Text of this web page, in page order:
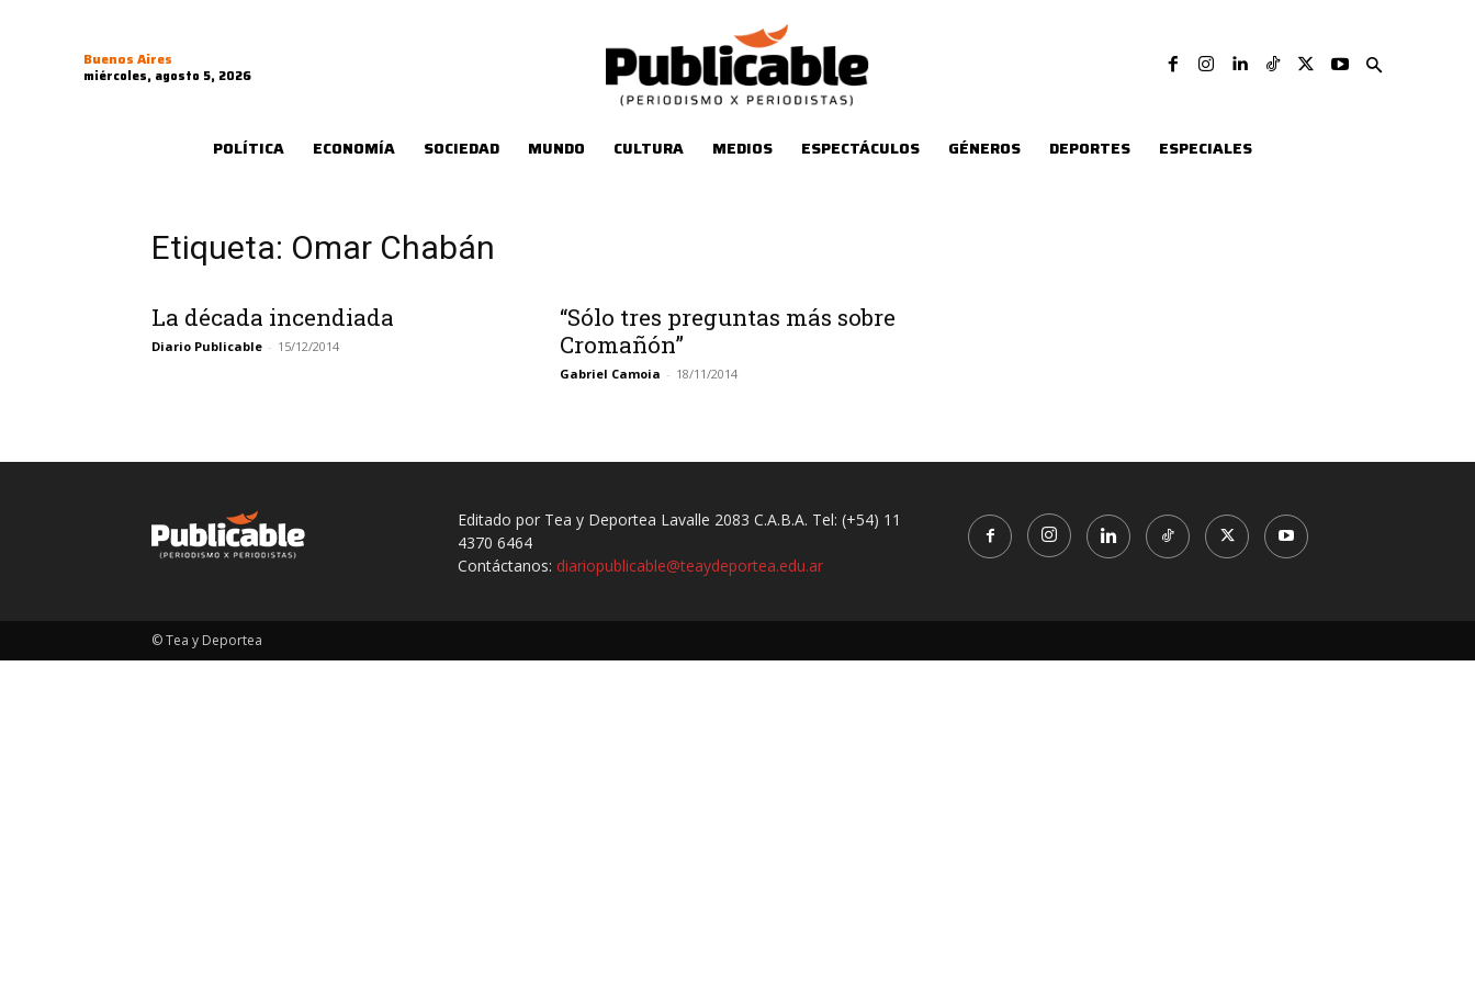
Buenos Aires
miércoles, agosto 5, 2026
POLÍTICA ECONOMÍA SOCIEDAD MUNDO CULTURA MEDIOS ESPECTÁCULOS GÉNEROS DEPORTES ESPECIALES
Etiqueta: Omar Chabán
La década incendiada
Diario Publicable - 15/12/2014
“Sólo tres preguntas más sobre
Cromañón”
Gabriel Camoia - 18/11/2014
Editado por Tea y Deportea Lavalle 2083 C.A.B.A. Tel: (+54) 11
4370 6464
Contáctanos: diariopublicable@teaydeportea.edu.ar
© Tea y Deportea